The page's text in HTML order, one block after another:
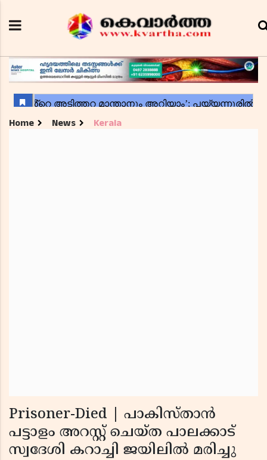
Home News Kerala
Prisoner-Died | പാകിസ്താന്‍
പട്ടാളം അറസ്റ്റ് ചെയ്ത പാലക്കാട്
സ്വദേശി കറാച്ചി ജയിലില്‍ മരിച്ചു